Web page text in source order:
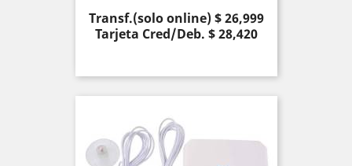
Precio
Transf.(solo online) $ 26,999
Tarjeta Cred/Deb. $ 28,420